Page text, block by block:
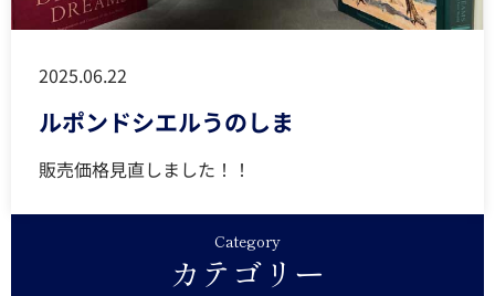
2025.06.22
ルポンドシエルうのしま
販売価格見直しました！！
Category
カテゴリー